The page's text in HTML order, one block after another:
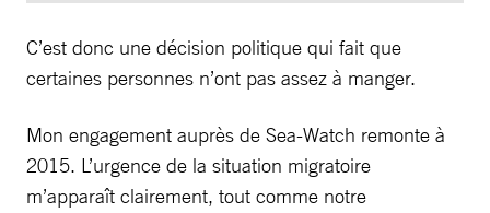
C’est donc une décision politique qui fait que
certaines personnes n’ont pas assez à manger.
Mon engagement auprès de Sea-Watch remonte à
2015. L’urgence de la situation migratoire
m’apparaît clairement, tout comme notre